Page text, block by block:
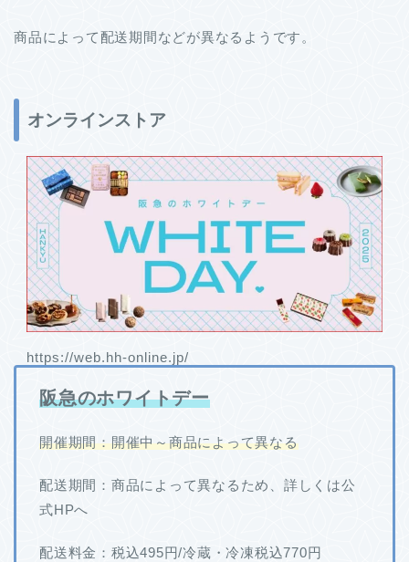
商品によって配送期間などが異なるようです。
オンラインストア
https://web.hh-online.jp/
阪急のホワイトデー
開催期間：開催中～商品によって異なる
配送期間：商品によって異なるため、詳しくは公
式HPへ
配送料金：税込495円/冷蔵・冷凍税込770円